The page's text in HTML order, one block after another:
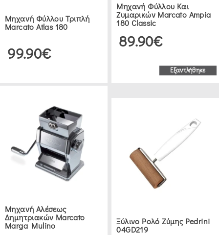
Μηχανή Φύλλου Τριπλή
Marcato Atlas 180
99.90€
Μηχανή Φύλλου Και
Ζυμαρικών Marcato Ampia
180 Classic
89.90€
Εξαντλήθηκε
Μηχανή Αλέσεως
Δημητριακών Marcato
Marga Mulino
Ξύλινο Ρολό Ζύμης Pedrini
04GD219